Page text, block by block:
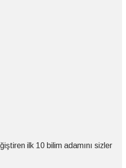
ilk 10 bilim adamını sizler